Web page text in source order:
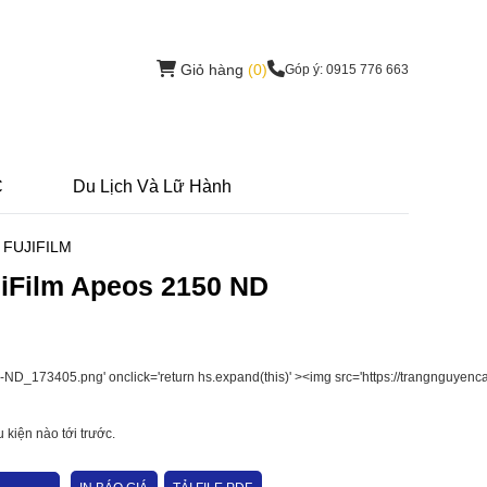
Giỏ hàng (0) Góp ý: 0915 776 663
Du Lịch Và Lữ Hành
Apeos 2150 ND
kiện nào tới trước.